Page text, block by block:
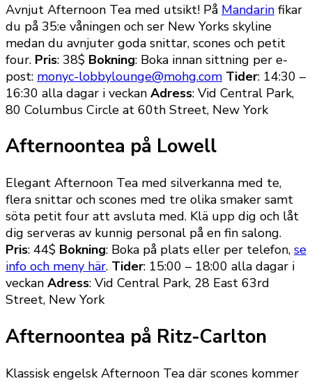
Avnjut Afternoon Tea med utsikt! På Mandarin fikar
du på 35:e våningen och ser New Yorks skyline
medan du avnjuter goda snittar, scones och petit
four. Pris: 38$ Bokning: Boka innan sittning per e-
post: monyc-lobbylounge@mohg.com Tider: 14:30 –
16:30 alla dagar i veckan Adress: Vid Central Park,
80 Columbus Circle at 60th Street, New York
Afternoontea på Lowell
Elegant Afternoon Tea med silverkanna med te,
flera snittar och scones med tre olika smaker samt
söta petit four att avsluta med. Klä upp dig och låt
dig serveras av kunnig personal på en fin salong.
Pris: 44$ Bokning: Boka på plats eller per telefon, se
info och meny här. Tider: 15:00 – 18:00 alla dagar i
veckan Adress: Vid Central Park, 28 East 63rd
Street, New York
Afternoontea på Ritz-Carlton
Klassisk engelsk Afternoon Tea där scones kommer